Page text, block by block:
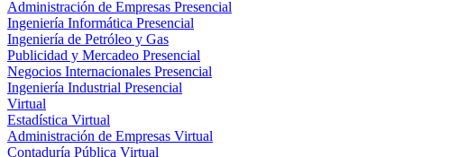
Administración de Empresas Presencial
Ingeniería Informática Presencial
Ingeniería de Petróleo y Gas
Publicidad y Mercadeo Presencial
Negocios Internacionales Presencial
Ingeniería Industrial Presencial
Virtual
Estadística Virtual
Administración de Empresas Virtual
Contaduría Pública Virtual